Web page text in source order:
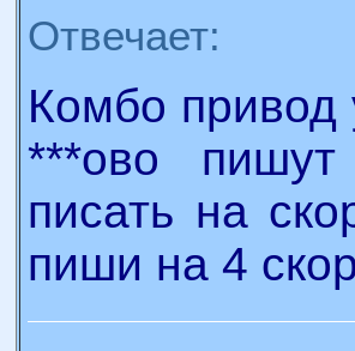
Отвечает:
Комбо привод
***ово
писать на
пиши на 4